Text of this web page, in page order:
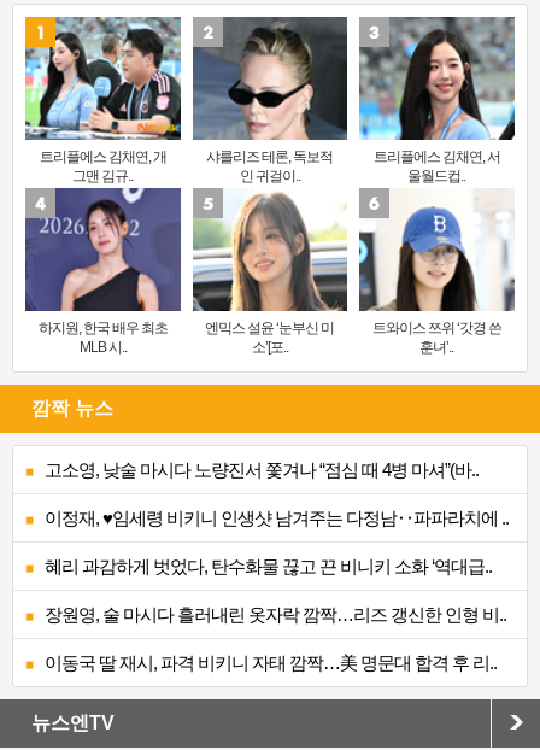
트리플에스 김채연, 개
그맨 김규..
샤를리즈 테론, 독보적
인 귀걸이..
트리플에스 김채연, 서
울월드컵..
하지원, 한국 배우 최초
MLB 시..
엔믹스 설윤 ‘눈부신 미
소’[포..
트와이스 쯔위 ‘갓경 쓴
훈녀’..
깜짝 뉴스
고소영, 낮술 마시다 노량진서 쫓겨나 “점심 때 4병 마셔”(바..
이정재, ♥임세령 비키니 인생샷 남겨주는 다정남‥파파라치에 ..
혜리 과감하게 벗었다, 탄수화물 끊고 끈 비니키 소화 ‘역대급..
장원영, 술 마시다 흘러내린 옷자락 깜짝…리즈 갱신한 인형 비..
이동국 딸 재시, 파격 비키니 자태 깜짝…美 명문대 합격 후 리..
뉴스엔TV